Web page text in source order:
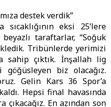
destek verdik”
eksi 25’lere
taraftarlar, “Soğuk
Tribünlerde yerimizi
sahip çıktık. İnşallah lig
biz olacağız.
Gelin Kars 36 Spor’a
Hepsi final havasında
çıkacağız. En azından son